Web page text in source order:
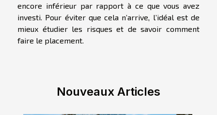
encore inférieur par rapport à ce que vous avez
investi. Pour éviter que cela n’arrive, l’idéal est de
mieux étudier les risques et de savoir comment
faire le placement.
Nouveaux Articles